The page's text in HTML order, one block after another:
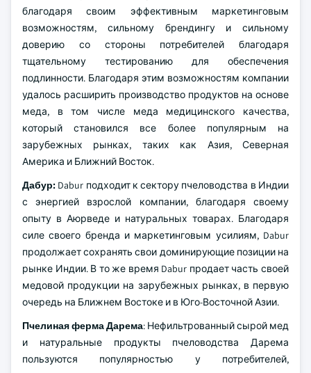
благодаря своим эффективным маркетинговым
возможностям, сильному брендингу и сильному
доверию со стороны потребителей благодаря
тщательному тестированию для обеспечения
подлинности. Благодаря этим возможностям компании
удалось расширить производство продуктов на основе
меда, в том числе меда медицинского качества,
который становился все более популярным на
зарубежных рынках, таких как Азия, Северная
Америка и Ближний Восток.
Дабур: Dabur подходит к сектору пчеловодства в Индии
с энергией взрослой компании, благодаря своему
опыту в Аюрведе и натуральных товарах. Благодаря
силе своего бренда и маркетинговым усилиям, Dabur
продолжает сохранять свои доминирующие позиции на
рынке Индии. В то же время Dabur продает часть своей
медовой продукции на зарубежных рынках, в первую
очередь на Ближнем Востоке и в Юго-Восточной Азии.
Пчелиная ферма Дарема: Нефильтрованный сырой мед
и натуральные продукты пчеловодства Дарема
пользуются популярностью у потребителей,